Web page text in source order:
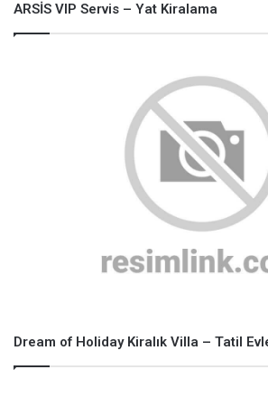
ARSİS VIP Servis – Yat Kiralama
Dream of Holiday Kiralık Villa – Tatil